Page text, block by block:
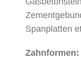
Spanplatten
Zahnformen: